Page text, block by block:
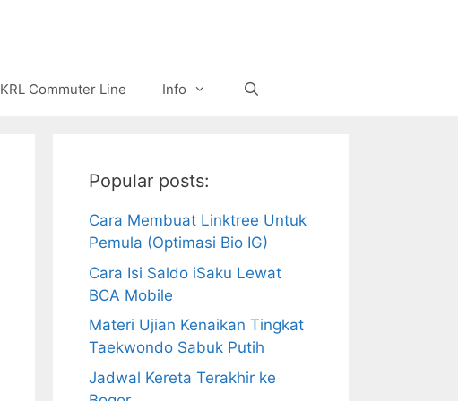
KRL Commuter Line Info
Popular posts:
Cara Membuat Linktree Untuk
Pemula (Optimasi Bio IG)
Cara Isi Saldo iSaku Lewat
BCA Mobile
Materi Ujian Kenaikan Tingkat
Taekwondo Sabuk Putih
Jadwal Kereta Terakhir ke